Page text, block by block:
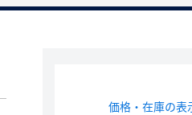
価格・在庫の表
よりお問い合わせください